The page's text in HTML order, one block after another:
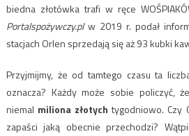
biedna złotówka trafi w ręce
Portalspożywczy.plw 2019 r. podał
stacjach Orlen sprzedają się aż 93 kubki
Przyjmijmy, że od tamtego czasu ta
oznacza? Każdy może sobie policzyć,
niemal miliona złotych tygodniowo. Czy
zapaści jaką obecnie przechodzi?